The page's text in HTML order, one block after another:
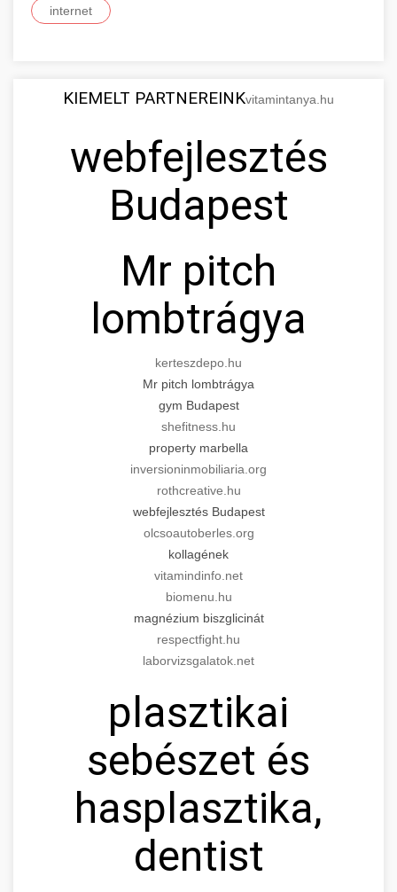
internet
KIEMELT PARTNEREINKvitamintanya.hu
webfejlesztés
Budapest
Mr pitch
lombtrágya
kerteszdepo.hu
Mr pitch lombtrágya
gym Budapest
shefitness.hu
property marbella
inversioninmobiliaria.org
rothcreative.hu
webfejlesztés Budapest
olcsoautoberles.org
kollagének
vitamindinfo.net
biomenu.hu
magnézium biszglicinát
respectfight.hu
laborvizsgalatok.net
plasztikai
sebészet és
hasplasztika,
dentist